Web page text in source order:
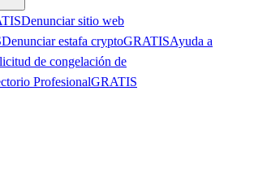
Denunciar sitio web
Denunciar estafa cryptoGRATISAyuda a
de congelación de
ProfesionalGRATIS